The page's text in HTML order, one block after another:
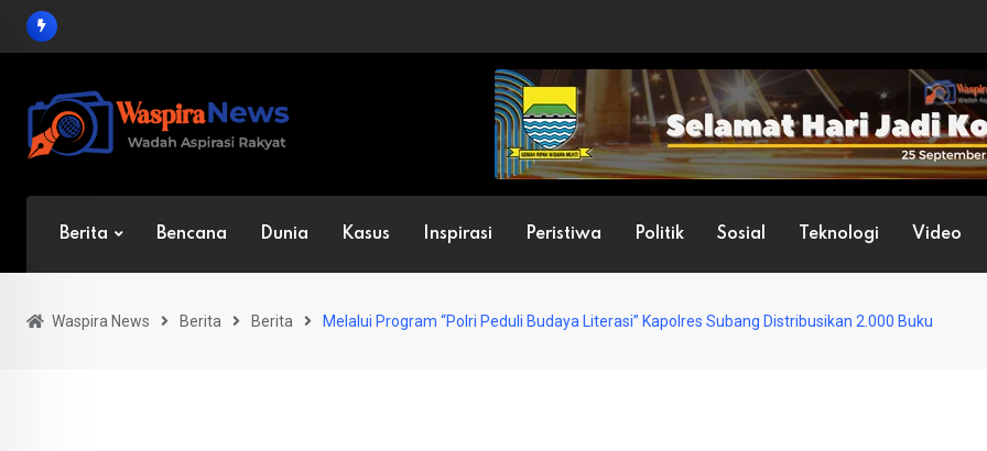
Skip
Berita Bencana Dunia Kasus Inspirasi Peristiwa Politik Sosial Teknologi Video
Waspira News Berita Berita Melalui Program “Polri Peduli Budaya Literasi” Kapolres Subang Distribusikan 2.000 Buku